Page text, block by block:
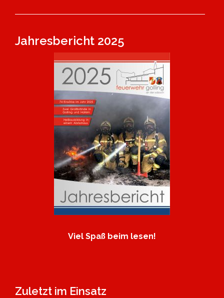
Jahresbericht 2025
Viel Spaß beim lesen!
Zuletzt im Einsatz